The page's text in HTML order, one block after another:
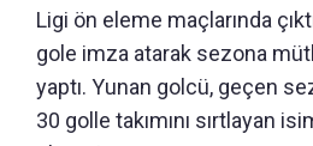
Ligi ön eleme maçlarında
gole imza atarak sezona
yaptı. Yunan golcü, geçen
30 golle takımını sırtlayan